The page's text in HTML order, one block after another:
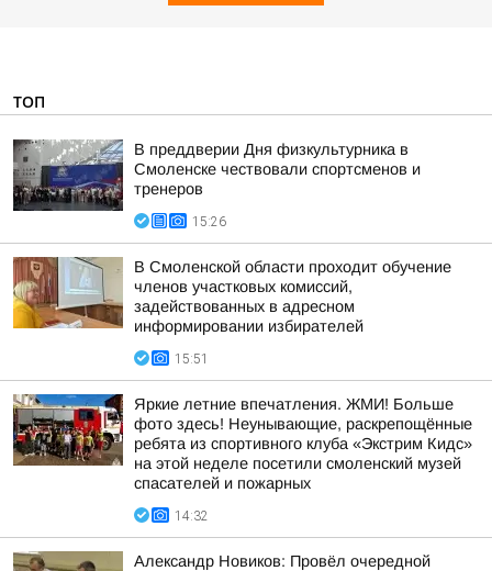
ТОП
В преддверии Дня физкультурника в
Смоленске чествовали спортсменов и
тренеров
15:26
В Смоленской области проходит обучение
членов участковых комиссий,
задействованных в адресном
информировании избирателей
15:51
Яркие летние впечатления. ЖМИ! Больше
фото здесь! Неунывающие, раскрепощённые
ребята из спортивного клуба «Экстрим Кидс»
на этой неделе посетили смоленский музей
спасателей и пожарных
14:32
Александр Новиков: Провёл очередной